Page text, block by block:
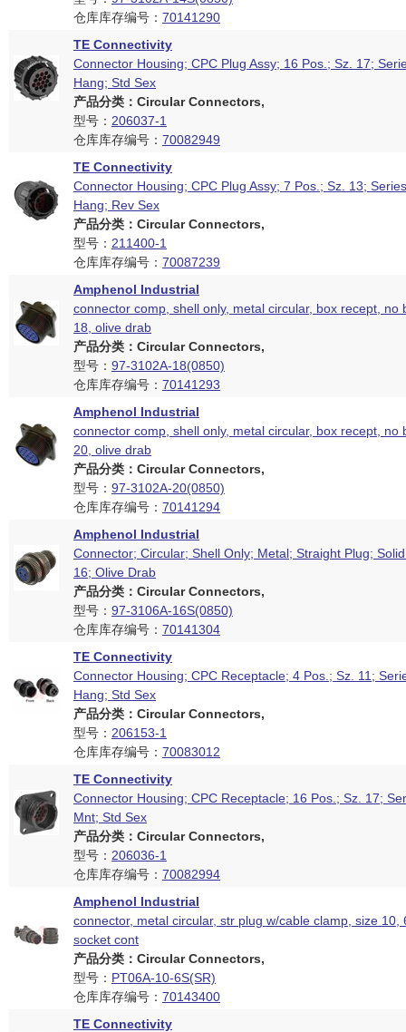
仓库库存编号： 70141290
TE Connectivity
Connector Housing; CPC Plug Assy; 16 Pos.; Sz. 17;
Hang; Std Sex
产品分类：Circular Connectors,
型号： 206037-1
仓库库存编号： 70082949
TE Connectivity
Connector Housing; CPC Plug Assy; 7 Pos.; Sz. 13;
Hang; Rev Sex
产品分类：Circular Connectors,
型号： 211400-1
仓库库存编号： 70087239
Amphenol Industrial
connector comp, shell only, metal circular, box recept, no
18, olive drab
产品分类：Circular Connectors,
型号： 97-3102A-18(0850)
仓库库存编号： 70141293
Amphenol Industrial
connector comp, shell only, metal circular, box recept, no
20, olive drab
产品分类：Circular Connectors,
型号： 97-3102A-20(0850)
仓库库存编号： 70141294
Amphenol Industrial
Connector; Circular; Shell Only; Metal; Straight Plug;
16; Olive Drab
产品分类：Circular Connectors,
型号： 97-3106A-16S(0850)
仓库库存编号： 70141304
TE Connectivity
Connector Housing; CPC Receptacle; 4 Pos.; Sz. 11;
Hang; Std Sex
产品分类：Circular Connectors,
型号： 206153-1
仓库库存编号： 70083012
TE Connectivity
Connector Housing; CPC Receptacle; 16 Pos.; Sz. 17;
Mnt; Std Sex
产品分类：Circular Connectors,
型号： 206036-1
仓库库存编号： 70082994
Amphenol Industrial
connector, metal circular, str plug w/cable clamp, size 10,
socket cont
产品分类：Circular Connectors,
型号： PT06A-10-6S(SR)
仓库库存编号： 70143400
TE Connectivity